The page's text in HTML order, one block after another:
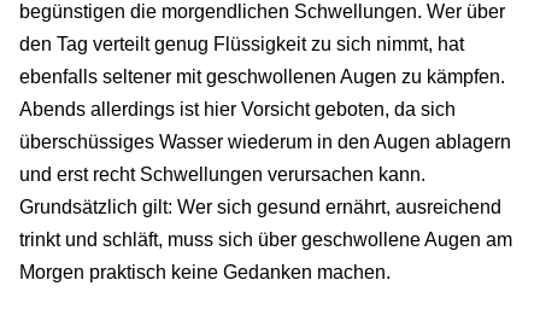
begünstigen die morgendlichen Schwellungen. Wer über
den Tag verteilt genug Flüssigkeit zu sich nimmt, hat
ebenfalls seltener mit geschwollenen Augen zu kämpfen.
Abends allerdings ist hier Vorsicht geboten, da sich
überschüssiges Wasser wiederum in den Augen ablagern
und erst recht Schwellungen verursachen kann.
Grundsätzlich gilt: Wer sich gesund ernährt, ausreichend
trinkt und schläft, muss sich über geschwollene Augen am
Morgen praktisch keine Gedanken machen.